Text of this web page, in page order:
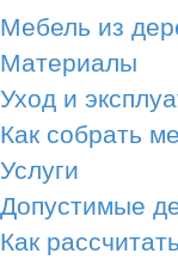
Мебель из
Материалы
Уход и
Как собрать
Услуги
Допустимые
Как